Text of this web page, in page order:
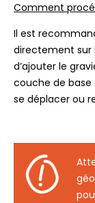
Comment
Il est
directement sur
d’ajouter le
couche de base
se déplacer ou